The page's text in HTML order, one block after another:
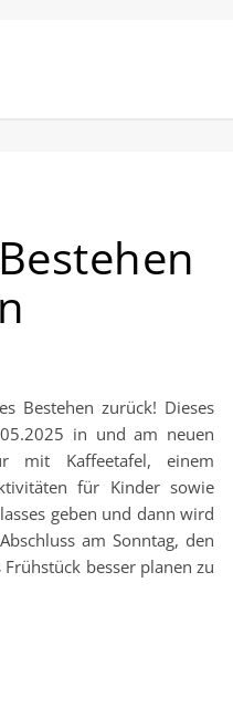
Bestehen zurück! Dieses
in und am neuen
mit Kaffeetafel, einem
für Kinder sowie
geben und dann wird
am Sonntag, den
besser planen zu